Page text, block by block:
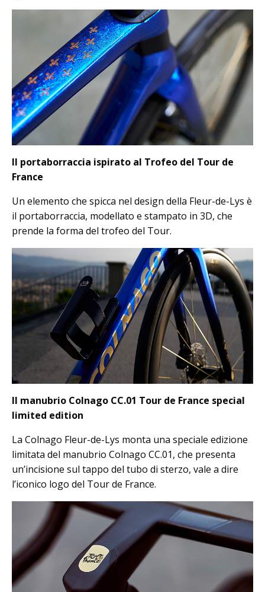
Il portaborraccia ispirato al Trofeo del Tour de
France
Un elemento che spicca nel design della Fleur-de-Lys è
il portaborraccia, modellato e stampato in 3D, che
prende la forma del trofeo del Tour.
Il manubrio Colnago CC.01 Tour de France special
limited edition
La Colnago Fleur-de-Lys monta una speciale edizione
limitata del manubrio Colnago CC.01, che presenta
un’incisione sul tappo del tubo di sterzo, vale a dire
l’iconico logo del Tour de France.